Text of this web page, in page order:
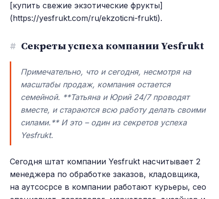
[купить свежие экзотические фрукты]
(https://yesfrukt.com/ru/ekzoticni-frukti).
# Секреты успеха компании Yesfrukt
Примечательно, что и сегодня, несмотря на
масштабы продаж, компания остается
семейной. **Татьяна и Юрий 24/7 проводят
вместе, и стараются всю работу делать своими
силами.** И это – один из секретов успеха
Yesfrukt.
Сегодня штат компании Yesfrukt насчитывает 2
менеджера по обработке заказов, кладовщика,
на аутсосрсе в компании работают курьеры, сео